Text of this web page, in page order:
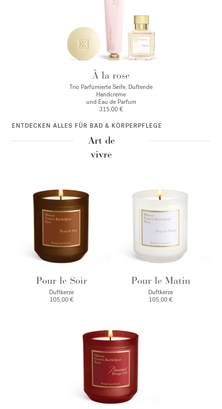
À la rose
Trio Parfümierte Seife, Duftende
Handcreme
und Eau de Parfum
315,00 €
ENTDECKEN ALLES FÜR BAD & KÖRPERPFLEGE
Art de
vivre
Pour le Soir
Duftkerze
105,00 €
Pour le Matin
Duftkerze
105,00 €